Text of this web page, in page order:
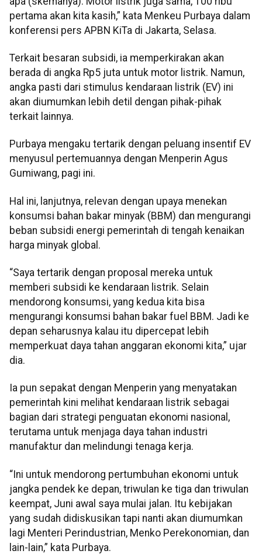
pertama akan kita kasih,” kata Menkeu Purbaya dalam
konferensi pers APBN KiTa di Jakarta, Selasa.
Terkait besaran subsidi, ia memperkirakan akan
berada di angka Rp5 juta untuk motor listrik. Namun,
angka pasti dari stimulus kendaraan listrik (EV) ini
akan diumumkan lebih detil dengan pihak-pihak
terkait lainnya.
Purbaya mengaku tertarik dengan peluang insentif EV
menyusul pertemuannya dengan Menperin Agus
Gumiwang, pagi ini.
Hal ini, lanjutnya, relevan dengan upaya menekan
konsumsi bahan bakar minyak (BBM) dan mengurangi
beban subsidi energi pemerintah di tengah kenaikan
harga minyak global.
“Saya tertarik dengan proposal mereka untuk
memberi subsidi ke kendaraan listrik. Selain
mendorong konsumsi, yang kedua kita bisa
mengurangi konsumsi bahan bakar fuel BBM. Jadi ke
depan seharusnya kalau itu dipercepat lebih
memperkuat daya tahan anggaran ekonomi kita,” ujar
dia.
Ia pun sepakat dengan Menperin yang menyatakan
pemerintah kini melihat kendaraan listrik sebagai
bagian dari strategi penguatan ekonomi nasional,
terutama untuk menjaga daya tahan industri
manufaktur dan melindungi tenaga kerja.
“Ini untuk mendorong pertumbuhan ekonomi untuk
jangka pendek ke depan, triwulan ke tiga dan triwulan
keempat, Juni awal saya mulai jalan. Itu kebijakan
yang sudah didiskusikan tapi nanti akan diumumkan
lagi Menteri Perindustrian, Menko Perekonomian, dan
lain-lain,” kata Purbaya.